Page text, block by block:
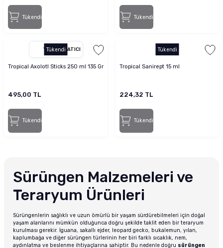
Tükendi Tükendi
Tükendi
YETKILI SATICI
Tropical Axolotl Sticks 250 ml 135 Gr
495,00 TL
Tükendi
Tükendi
Tropical Sanirept 15 ml
224,32 TL
Tükendi
Sürüngen Malzemeleri ve
Teraryum Ürünleri
Sürüngenlerin sağlıklı ve uzun ömürlü bir yaşam sürdürebilmeleri için doğal
yaşam alanlarını mümkün olduğunca doğru şekilde taklit eden bir teraryum
kurulması gerekir. İguana, sakallı ejder, leopard gecko, bukalemun, yılan,
kaplumbağa ve diğer sürüngen türlerinin her biri farklı sıcaklık, nem,
aydınlatma ve beslenme ihtiyaçlarına sahiptir. Bu nedenle doğru sürüngen